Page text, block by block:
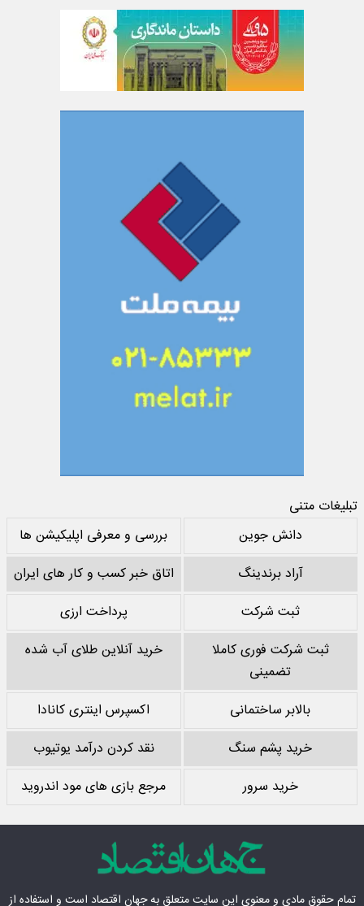
تبلیغات متنی
دانش جوین
بررسی و معرفی اپلیکیشن ها
آراد برندینگ
اتاق خبر کسب و کار های ایران
ثبت شرکت
پرداخت ارزی
ثبت شرکت فوری کاملا
تضمینی
خرید آنلاین طلای آب شده
بالابر ساختمانی
اکسپرس اینتری کانادا
خرید پشم سنگ
نقد کردن درآمد یوتیوب
خرید سرور
مرجع بازی های مود اندروید
تمام حقوق مادی‌ و معنوی این سایت متعلق بهجهان اقتصاد است و استفاده از